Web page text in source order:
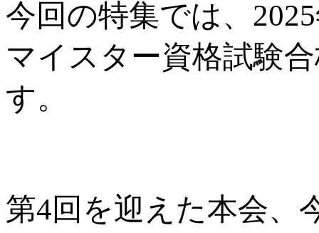
今回の特集では、
マイスター資格試験
す。
第4回を迎えた本会、